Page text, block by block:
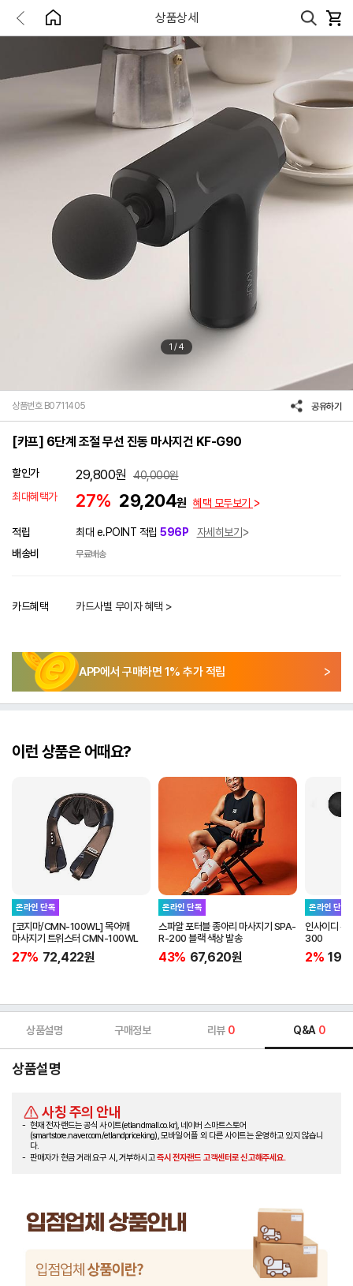
상품상세
1 /4
상품번호 B0711405 공유하기
[카프] 6단계 조절 무선 진동 마사지건 KF-G90
할인가 29,800원 40,000원
최대혜택가
27% 29,204원 혜택 모두보기
적립 최대 e.POINT 적립 596P
자세히보기
배송비
무료배송
카드혜택 카드사별 무이자 혜택 >
APP에서 구매하면 1% 추가 적립
이런 상품은 어때요?
온라인 단독
[코지마/CMN-100WL] 목어깨
마사지기 트위스터 CMN-100WL
27% 72,422원
온라인 단독
스파알 포터블 종아리 마사지기 SPA-
R-200 블랙 색상 발송
43% 67,620원
온라인 단독
인사이디 무
300
2%
상품설명 구매정보 리뷰 0 Q&A 0
상품설명
사칭 주의 안내
현재 전자랜드는 공식 사이트(etlandmall.co.kr), 네이버 스마트스토어
(smartstore.naver.com/etlandpriceking), 모바일 어플 외 다른 사이트는 운영하고 있지 않습니
다.
판매자가 현금 거래 요구 시, 거부하시고즉시 전자랜드 고객센터로 신고해주세요.